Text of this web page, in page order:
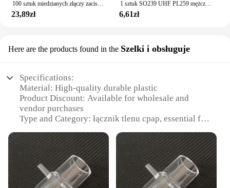
100 sztuk miedzianych złączy zaciskowych, AWG 4 6 8 10 12 zestaw końcówek pierścieniowych z rurką termokurczliwą 50 końcówek kablowych akumulatora, z 50 przewodami termokurczliwymi
23,89zł
1 sztuk SO239 UHF PL259 mężczyzna kobieta zamontować złącze wtykowe SL16 UHF SO-239 PL-259 do N typ TNC UHF Adapter koncentryczny miedź mosiądz RF
6,61zł
Here are the products found in the Szelki i obsługuje
Specifications:
Material: High-quality durable plastic
Product Discount: Available for wholesale and
vendor purchases
Type and Category: łącznik tlenu cpap, essential for
Design and Style: Ergonomic design for ease of use
Usage and Purpose: Connects CPAP machines to air
tubing
Performance and Property: Reliable and consistent
airflow